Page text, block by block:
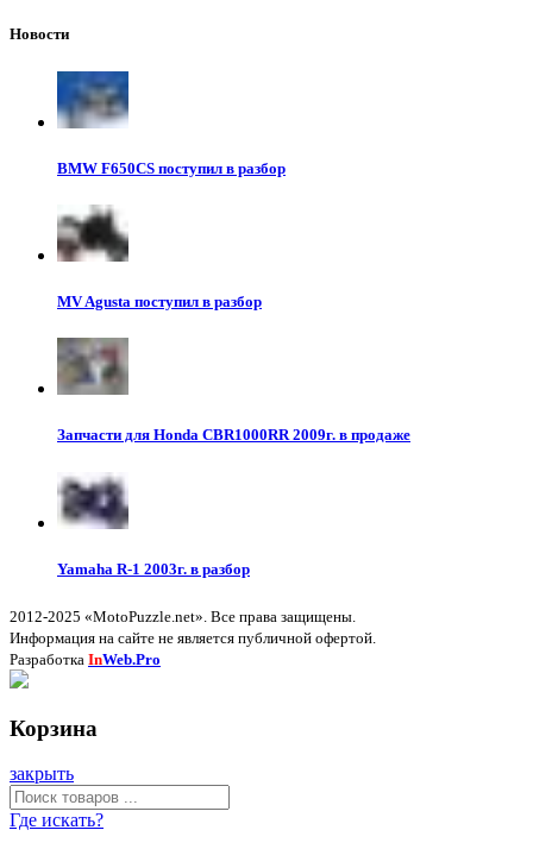
Новости
BMW F650CS поступил в разбор
MV Agusta поступил в разбор
Запчасти для Honda CBR1000RR 2009г. в продаже
Yamaha R-1 2003г. в разбор
2012-2025 «MotoPuzzle.net». Все права защищены.
Информация на сайте не является публичной офертой.
Разработка InWeb.Pro
Корзина
закрыть
Где искать?